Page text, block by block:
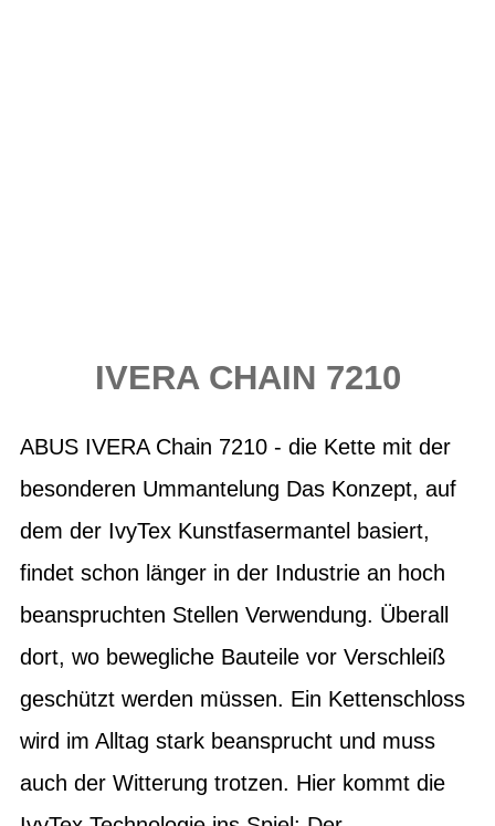
IVERA CHAIN 7210
ABUS IVERA Chain 7210 - die Kette mit der
besonderen Ummantelung Das Konzept, auf
dem der IvyTex Kunstfasermantel basiert,
findet schon länger in der Industrie an hoch
beanspruchten Stellen Verwendung. Überall
dort, wo bewegliche Bauteile vor Verschleiß
geschützt werden müssen. Ein Kettenschloss
wird im Alltag stark beansprucht und muss
auch der Witterung trotzen. Hier kommt die